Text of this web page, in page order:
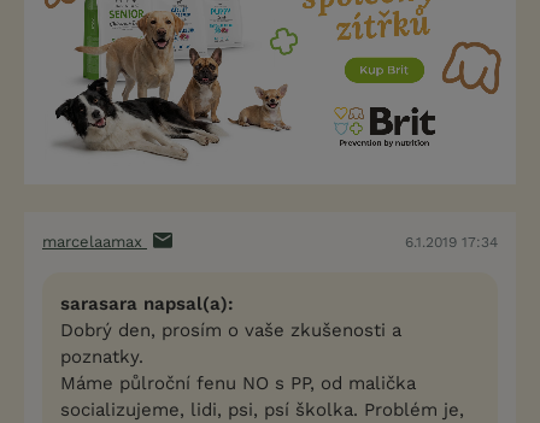
marcelaamax 6.1.2019 17:34
sarasara napsal(a):
Dobrý den, prosím o vaše zkušenosti a
poznatky.
Máme půlroční fenu NO s PP, od malička
socializujeme, lidi, psi, psí školka. Problém je,